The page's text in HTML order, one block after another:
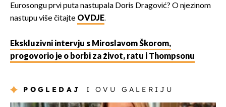
Eurosongu prvi puta nastupala Doris Dragović? O njezinom
nastupu više čitajte OVDJE.
Ekskluzivni intervju s Miroslavom Škorom,
progovorio je o borbi za život, ratu i Thompsonu
POGLEDAJ I OVU GALERIJU